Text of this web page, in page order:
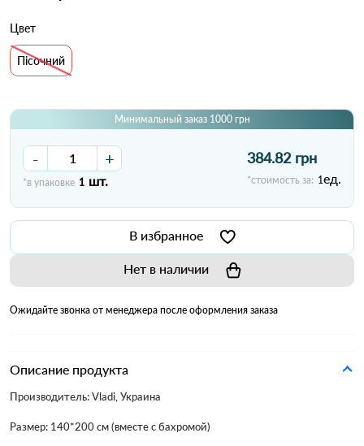
Цвет
Пісочний
Минимальный заказ 1000 грн
- +
*в упаковке 1 шт.
384.82 грн
*стоимость за: 1ед.
В избранное
Нет в наличии
Ожидайте звонка от менеджера после оформления заказа
Описание продукта
Производитель: Vladi, Украина
Размер: 140*200 см (вместе с бахромой)